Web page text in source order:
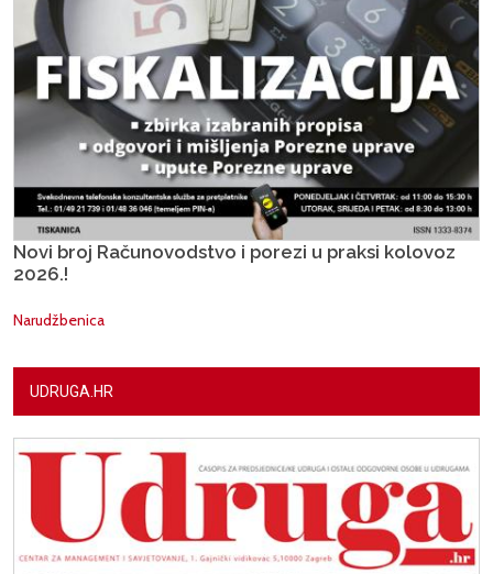
Novi broj Računovodstvo i porezi u praksi kolovoz
2026.!
Narudžbenica
UDRUGA.HR